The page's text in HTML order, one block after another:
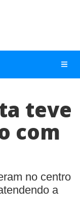
teve
com
no centro
a